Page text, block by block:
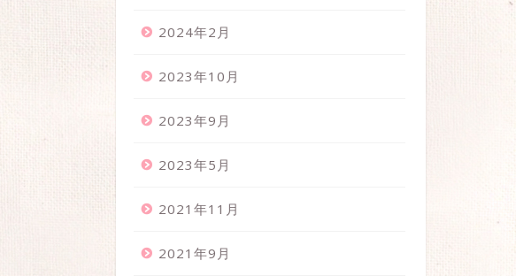
2024年2月
2023年10月
2023年9月
2023年5月
2021年11月
2021年9月